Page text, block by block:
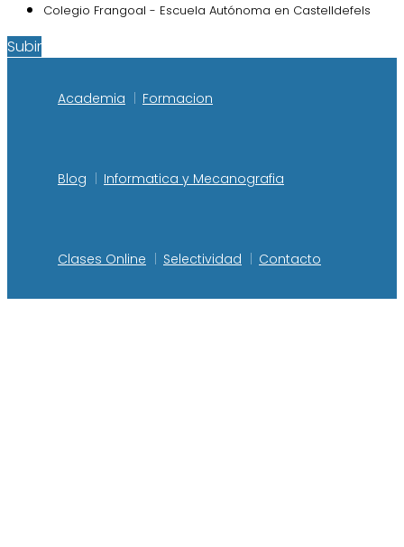
Colegio Frangoal - Escuela Autónoma en Castelldefels
Subir
Academia Formacion
Blog Informatica y Mecanografia
Clases Online Selectividad Contacto